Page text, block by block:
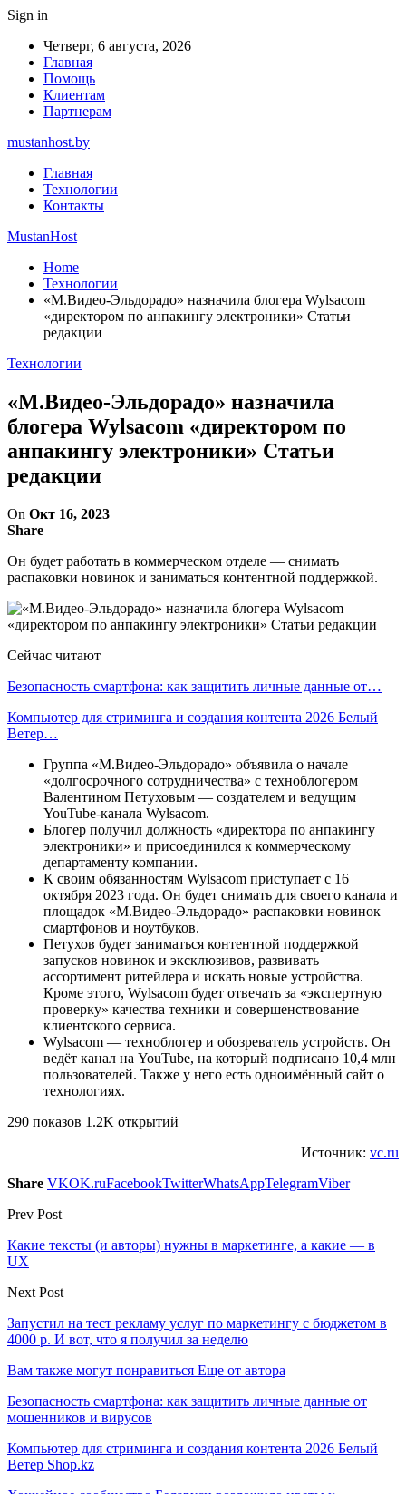
Sign in
Четверг, 6 августа, 2026
Главная
Помощь
Клиентам
Партнерам
mustanhost.by
Главная
Технологии
Контакты
MustanHost
Home
Технологии
«М.Видео-Эльдорадо» назначила блогера Wylsacom
«директором по анпакингу электроники» Статьи
редакции
Технологии
«М.Видео-Эльдорадо» назначила
блогера Wylsacom «директором по
анпакингу электроники» Статьи
редакции
On Окт 16, 2023
Share
Он будет работать в коммерческом отделе — снимать
распаковки новинок и заниматься контентной поддержкой.
Сейчас читают
Безопасность смартфона: как защитить личные данные от…
Компьютер для стриминга и создания контента 2026 Белый
Ветер…
Группа «М.Видео-Эльдорадо» объявила о начале
«долгосрочного сотрудничества» с техноблогером
Валентином Петуховым — создателем и ведущим
YouTube-канала Wylsacom.
Блогер получил должность «директора по анпакингу
электроники» и присоединился к коммерческому
департаменту компании.
К своим обязанностям Wylsacom приступает с 16
октября 2023 года. Он будет снимать для своего канала и
площадок «М.Видео-Эльдорадо» распаковки новинок —
смартфонов и ноутбуков.
Петухов будет заниматься контентной поддержкой
запусков новинок и эксклюзивов, развивать
ассортимент ритейлера и искать новые устройства.
Кроме этого, Wylsacom будет отвечать за «экспертную
проверку» качества техники и совершенствование
клиентского сервиса.
Wylsacom — техноблогер и обозреватель устройств. Он
ведёт канал на YouTube, на который подписано 10,4 млн
пользователей. Также у него есть одноимённый сайт о
технологиях.
290 показов 1.2K открытий
Источник: vc.ru
Share VKOK.ruFacebookTwitterWhatsAppTelegramViber
Prev Post
Какие тексты (и авторы) нужны в маркетинге, а какие — в
UX
Next Post
Запустил на тест рекламу услуг по маркетингу с бюджетом в
4000 р. И вот, что я получил за неделю
Вам также могут понравиться Еще от автора
Безопасность смартфона: как защитить личные данные от
мошенников и вирусов
Компьютер для стриминга и создания контента 2026 Белый
Ветер Shop.kz